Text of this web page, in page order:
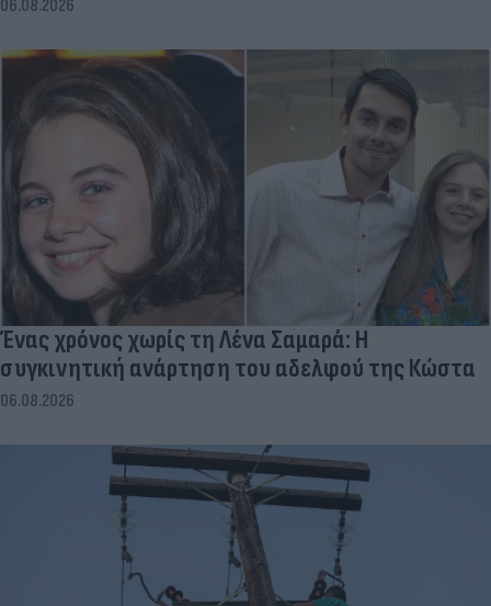
06.08.2026
Ένας χρόνος χωρίς τη Λένα Σαμαρά: Η
συγκινητική ανάρτηση του αδελφού της Κώστα
06.08.2026